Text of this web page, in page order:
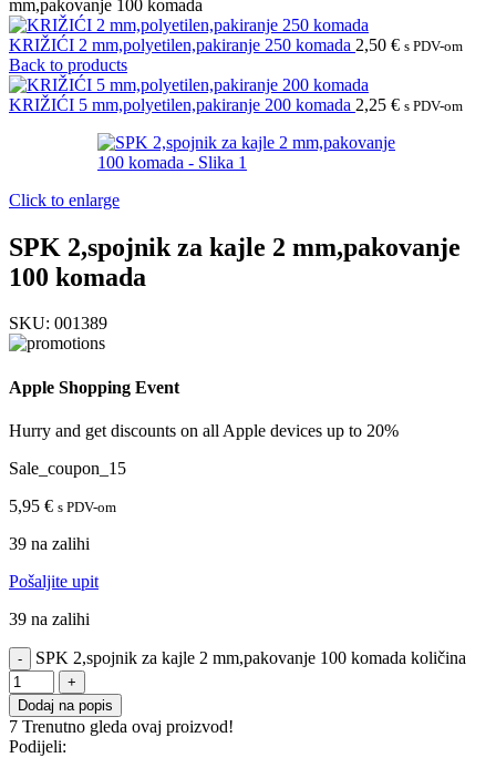
mm,pakovanje 100 komada
KRIŽIĆI 2 mm,polyetilen,pakiranje 250 komada 2,50 € s PDV-om
Back to products
KRIŽIĆI 5 mm,polyetilen,pakiranje 200 komada 2,25 € s PDV-om
Click to enlarge
SPK 2,spojnik za kajle 2 mm,pakovanje
100 komada
SKU: 001389
Apple Shopping Event
Hurry and get discounts on all Apple devices up to 20%
Sale_coupon_15
5,95 € s PDV-om
39 na zalihi
Pošaljite upit
39 na zalihi
SPK 2,spojnik za kajle 2 mm,pakovanje 100 komada količina
Dodaj na popis
7 Trenutno gleda ovaj proizvod!
Podijeli: